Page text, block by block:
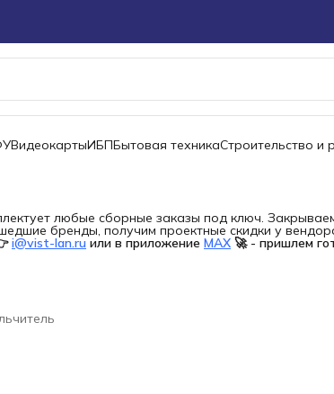
ВидеокартыИБПБытовая техникаСтроительство и
любые сборные заказы под ключ.
бренды, получим проектные скидки у
i@vist-lan.ru или в приложение MAX 🚀 - пришлем